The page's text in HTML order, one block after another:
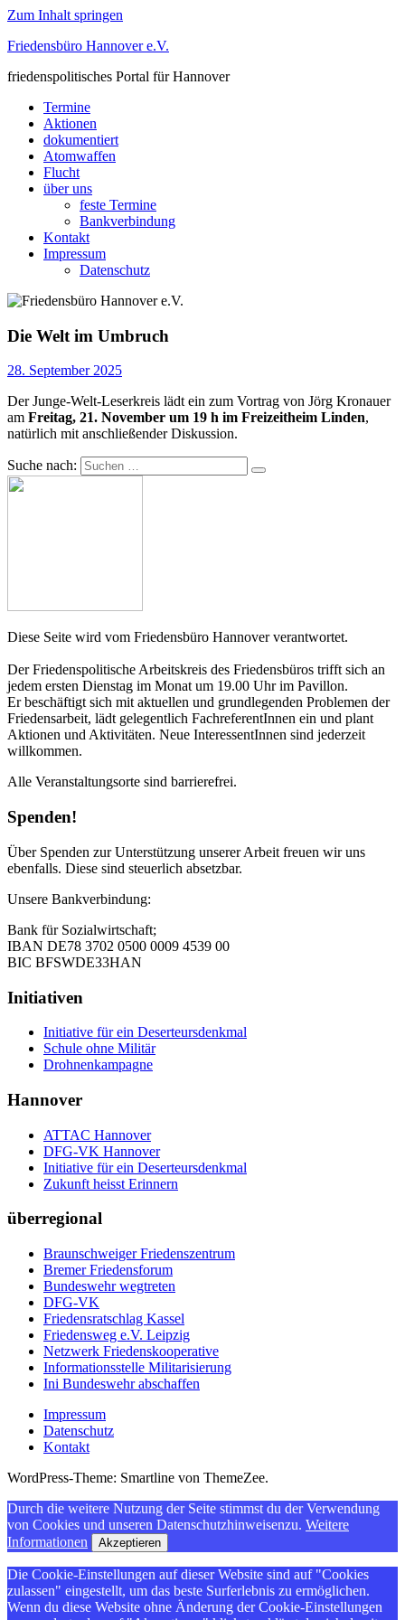
Zum Inhalt springen
Friedensbüro Hannover e.V.
friedenspolitisches Portal für Hannover
Termine
Aktionen
dokumentiert
Atomwaffen
Flucht
über uns
feste Termine
Bankverbindung
Kontakt
Impressum
Datenschutz
Die Welt im Umbruch
28. September 2025
Der Junge-Welt-Leserkreis lädt ein zum Vortrag von Jörg Kronauer
am Freitag, 21. November um 19 h im Freizeitheim Linden,
natürlich mit anschließender Diskussion.
Suche nach:
Diese Seite wird vom Friedensbüro Hannover verantwortet.
Der Friedenspolitische Arbeitskreis des Friedensbüros trifft sich an
jedem ersten Dienstag im Monat um 19.00 Uhr im Pavillon.
Er beschäftigt sich mit aktuellen und grundlegenden Problemen der
Friedensarbeit, lädt gelegentlich FachreferentInnen ein und plant
Aktionen und Aktivitäten. Neue InteressentInnen sind jederzeit
willkommen.
Alle Veranstaltungsorte sind barrierefrei.
Spenden!
Über Spenden zur Unterstützung unserer Arbeit freuen wir uns
ebenfalls. Diese sind steuerlich absetzbar.
Unsere Bankverbindung:
Bank für Sozialwirtschaft;
IBAN DE78 3702 0500 0009 4539 00
BIC BFSWDE33HAN
Initiativen
Initiative für ein Deserteursdenkmal
Schule ohne Militär
Drohnenkampagne
Hannover
ATTAC Hannover
DFG-VK Hannover
Initiative für ein Deserteursdenkmal
Zukunft heisst Erinnern
überregional
Braunschweiger Friedenszentrum
Bremer Friedensforum
Bundeswehr wegtreten
DFG-VK
Friedensratschlag Kassel
Friedensweg e.V. Leipzig
Netzwerk Friedenskooperative
Informationsstelle Militarisierung
Ini Bundeswehr abschaffen
Impressum
Datenschutz
Kontakt
WordPress-Theme: Smartline von ThemeZee.
Durch die weitere Nutzung der Seite stimmst du der Verwendung
von Cookies und unseren Datenschutzhinweisenzu. Weitere
Informationen
Akzeptieren
Die Cookie-Einstellungen auf dieser Website sind auf "Cookies
zulassen" eingestellt, um das beste Surferlebnis zu ermöglichen.
Wenn du diese Website ohne Änderung der Cookie-Einstellungen